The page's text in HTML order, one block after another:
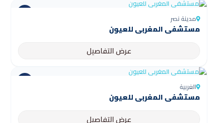
مدينة نصر
مستشفى المغربي للعيون
عرض التفاصيل
الغربية
مستشفى المغربي للعيون
عرض التفاصيل